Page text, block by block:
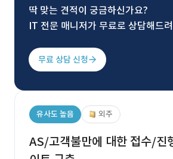
딱 맞는 견적이 궁금하신가요?
IT 전문 매니저가 무료로 상담해드
무료 상담 신청
유사도 높음 외주
AS/고객불만에 대한 접수/진